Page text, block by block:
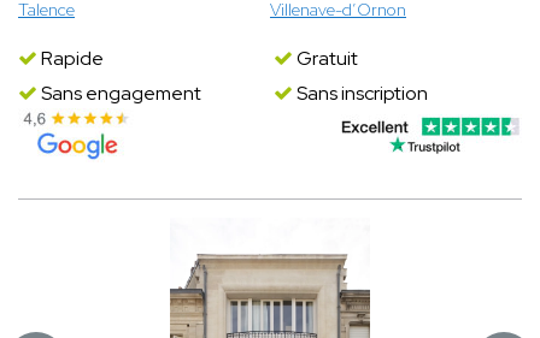
Talence
Villenave-d’Ornon
Rapide
Gratuit
Sans engagement
Sans inscription